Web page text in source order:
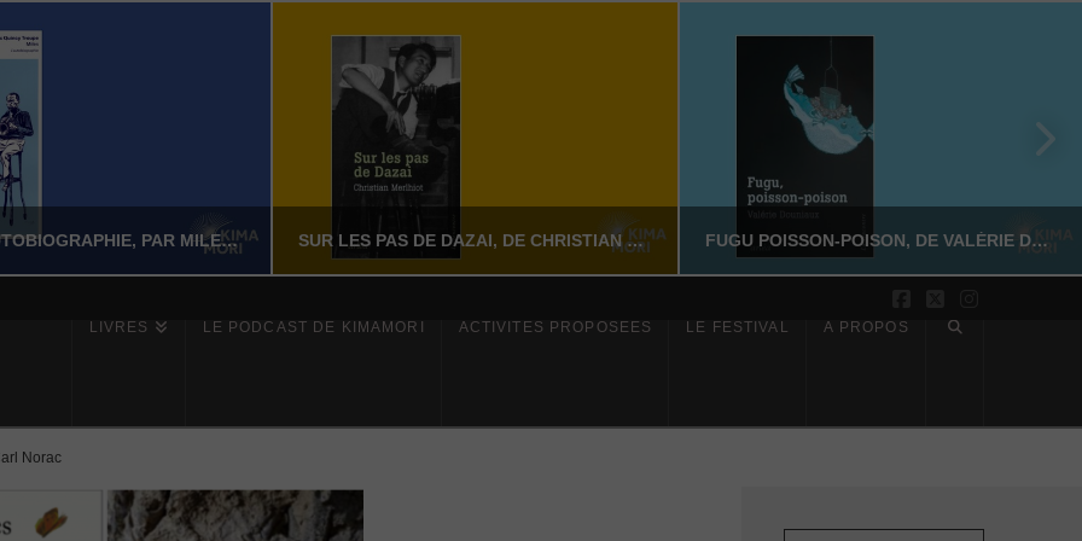
MILES – L’AUTOBIOGRAPHIE, PAR MILES DAVIS AVEC QUINCY TROUPE
JUILLET 24, 2026
SUR LES PAS DE DAZAI, DE CHRISTIAN MERLHIOT FUGU POISSON-POISON, DE VALÉRIE DOUNIAUX
Facebook
X
LIVRES LE PODCAST DE KIMAMORI ACTIVITÉS PROPOSÉES LE FESTIVAL À PROPOS
Norac